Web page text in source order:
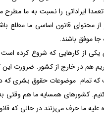
ایراداتی را نسبت به ما مطرح
محتوای قانون اساسی ما مطلع
جا موفق باشند.
از کارهایی که شروع کرده
در خارج از کشور. ضرورت این
تمام موضوعات حقوق بشری که
کنیم. کشورهای همسایه ما هم
ما حرف می‌زنند در حالی که